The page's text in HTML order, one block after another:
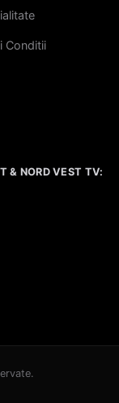
Conditii
& NORD VEST TV: